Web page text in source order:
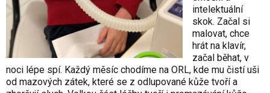
intelektuální
skok. Začal si
malovat, chce
hrát na klavír,
začal běhat, v
noci lépe spí. Každý měsíc chodíme na ORL, kde mu čistí uši
od mazových zátek, které se z odlupované kůže tvoří a